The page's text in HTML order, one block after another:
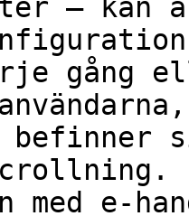
– kan
gång
befinner
med e-